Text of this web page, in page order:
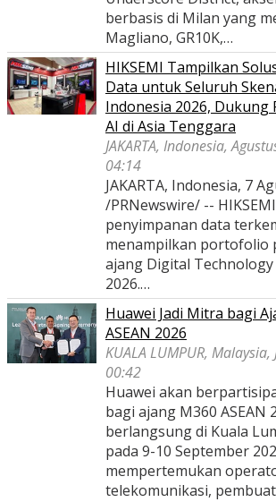
berbasis di Milan yang
Magliano, GR10K,…
HIKSEMI Tampilkan
Data untuk Seluruh
Indonesia 2026, Dukung
AI di Asia Tenggara
JAKARTA, Indonesia,
04:14
JAKARTA, Indonesia, 7
/PRNewswire/ --
penyimpanan data
menampilkan portofolio
ajang Digital
2026.…
Huawei Jadi Mitra bagi
ASEAN 2026
KUALA LUMPUR,
00:42
Huawei akan
bagi ajang M360 ASEAN
berlangsung di Kuala
pada 9-10 September
mempertemukan
telekomunikasi,